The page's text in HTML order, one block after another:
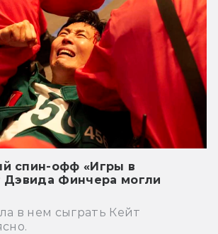
спин-офф «Игры в
Дэвида Финчера могли
в нем сыграть Кейт